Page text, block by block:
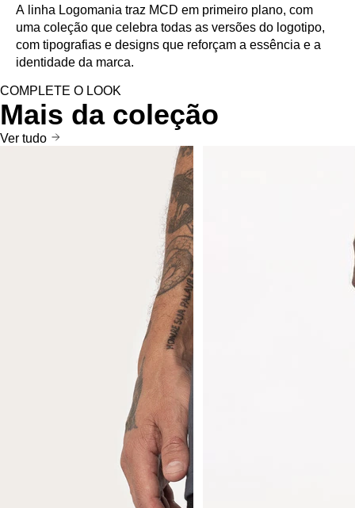
A linha Logomania traz MCD em primeiro plano, com
uma coleção que celebra todas as versões do logotipo,
com tipografias e designs que reforçam a essência e a
identidade da marca.
COMPLETE O LOOK
Mais da coleção
Ver tudo